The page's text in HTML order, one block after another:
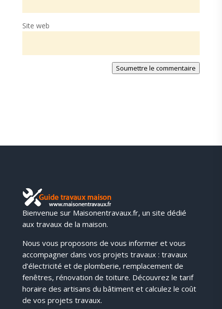
Site web
Soumettre le commentaire
Bienvenue sur Maisonentravaux.fr, un site dédié
aux travaux de la maison.
Nous vous proposons de vous informer et vous
accompagner dans vos projets travaux : travaux
d’électricité et de plomberie, remplacement de
fenêtres, rénovation de toiture. Découvrez le tarif
horaire des artisans du bâtiment et calculez le coût
de vos projets travaux.